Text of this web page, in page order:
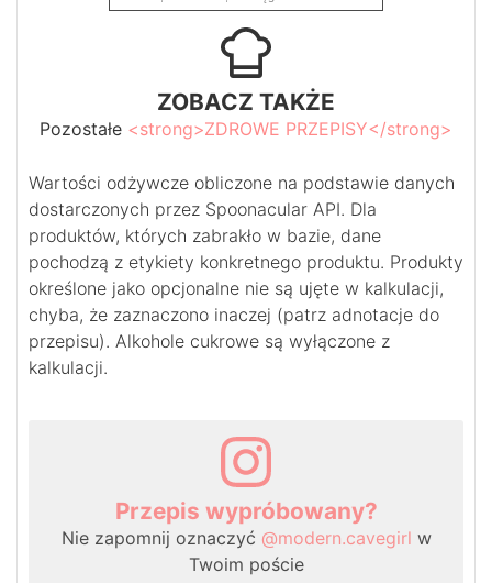
ZOBACZ TAKŻE
Pozostałe <strong>ZDROWE PRZEPISY</strong>
Wartości odżywcze obliczone na podstawie danych
dostarczonych przez Spoonacular API. Dla
produktów, których zabrakło w bazie, dane
pochodzą z etykiety konkretnego produktu. Produkty
określone jako opcjonalne nie są ujęte w kalkulacji,
chyba, że zaznaczono inaczej (patrz adnotacje do
przepisu). Alkohole cukrowe są wyłączone z
kalkulacji.
Przepis wypróbowany?
Nie zapomnij oznaczyć @modern.cavegirl w
Twoim poście